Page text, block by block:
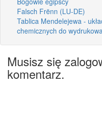
Falsch Frënn (LU-DE)
Tablica Mendelejewa -
chemicznych do
Musisz się
komentarz.